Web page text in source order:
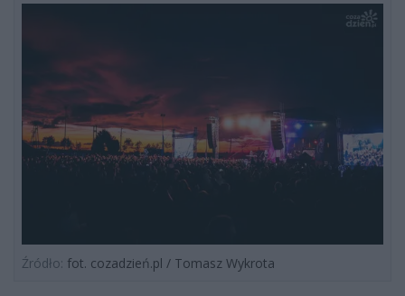
Źródło: fot. cozadzień.pl / Tomasz Wykrota